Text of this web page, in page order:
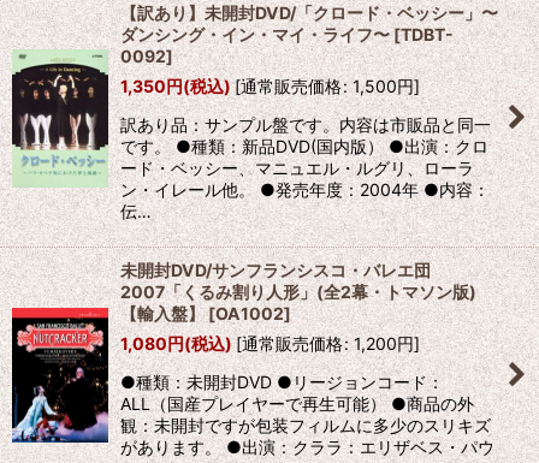
【訳あり】未開封DVD/「クロード・ベッシー」〜
ダンシング・イン・マイ・ライフ〜[TDBT-
0092]
1,350円(税込)[通常販売価格: 1,500円]
訳あり品：サンプル盤です。内容は市販品と同一
です。 ●種類：新品DVD(国内版） ●出演：クロ
ード・ベッシー、マニュエル・ルグリ、ローラ
ン・イレール他。 ●発売年度：2004年 ●内容：
伝…
未開封DVD/サンフランシスコ・バレエ団
2007「くるみ割り人形」(全2幕・トマソン版)
【輸入盤】[OA1002]
1,080円(税込)[通常販売価格: 1,200円]
●種類：未開封DVD ●リージョンコード：
ALL（国産プレイヤーで再生可能） ●商品の外
観：未開封ですが包装フィルムに多少のスリキズ
があります。 ●出演：クララ：エリザベス・パウ